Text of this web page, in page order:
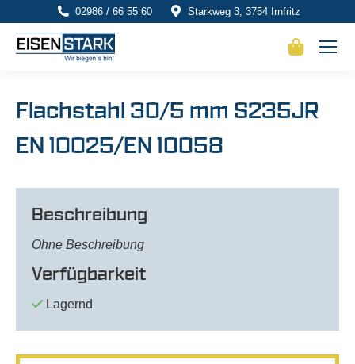
02986 / 66 55 60 Starkweg 3, 3754 Irnfritz
Flachstahl 30/5 mm S235JR
EN 10025/EN 10058
Beschreibung
Ohne Beschreibung
Verfügbarkeit
Lagernd